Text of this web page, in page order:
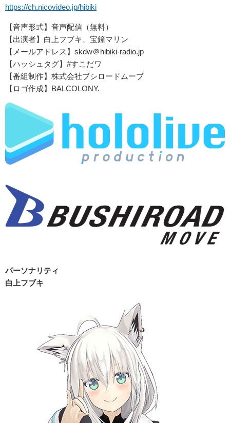
https://ch.nicovideo.jp/hibiki
【音声形式】音声配信（無料）
【出演者】白上フブキ、宝鐘マリン
【メールアドレス】skdw＠hibiki-radio.jp
【ハッシュタグ】#すこだワ
【番組制作】株式会社ブシロードムーブ
【ロゴ作成】BALCOLONY.
パーソナリティ
白上フブキ